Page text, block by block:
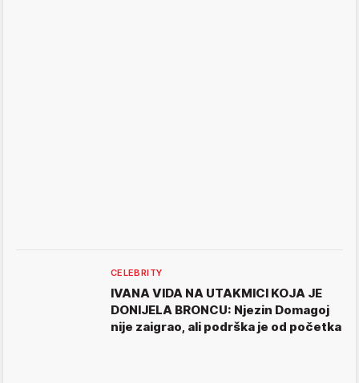
CELEBRITY
IVANA VIDA NA UTAKMICI KOJA JE
DONIJELA BRONCU: Njezin Domagoj
nije zaigrao, ali podrška je od početka